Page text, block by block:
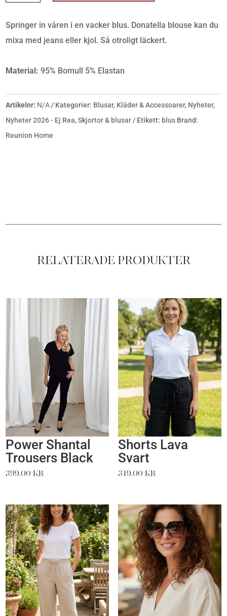
DONNATELLA
BEIGE
MÄNGD
Springer in våren i en vacker blus. Donatella blouse kan du
mixa med jeans eller kjol. Så otroligt läckert.
Material: 95% Bomull 5% Elastan
Artikelnr: N/A Kategorier: Blusar, Kläder & Accessoarer, Nyheter,
Nyheter 2026 - Ej Rea,Skjortor & blusar Etikett: blus Brand:
Reunion Home
Relaterade produkter
Power Shantal
Trousers Black
399,00kr
Shorts Lava
Svart
349,00 kr